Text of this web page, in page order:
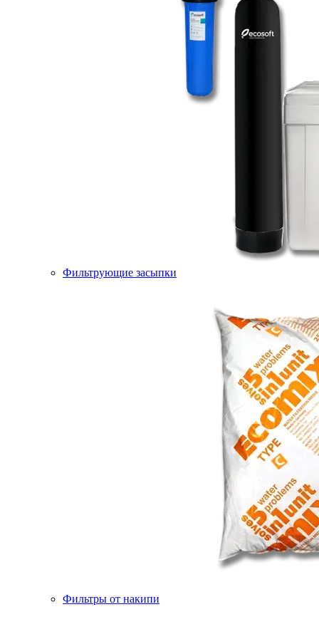
Фильтрующие засыпки
Фильтры от накипи